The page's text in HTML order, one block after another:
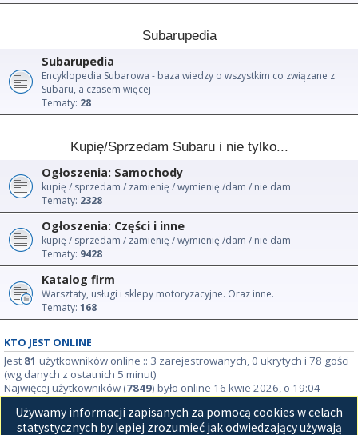
Subarupedia
Subarupedia
Encyklopedia Subarowa - baza wiedzy o wszystkim co związane z
Subaru, a czasem więcej
Tematy: 28
Kupię/Sprzedam Subaru i nie tylko...
Ogłoszenia: Samochody
kupię / sprzedam / zamienię / wymienię /dam / nie dam
Tematy: 2328
Ogłoszenia: Części i inne
kupię / sprzedam / zamienię / wymienię /dam / nie dam
Tematy: 9428
Katalog firm
Warsztaty, usługi i sklepy motoryzacyjne. Oraz inne.
Tematy: 168
KTO JEST ONLINE
Jest 81 użytkowników online :: 3 zarejestrowanych, 0 ukrytych i 78 gości
(wg danych z ostatnich 5 minut)
Najwięcej użytkowników (7849) było online 16 kwie 2026, o 19:04
STATYSTYKI
Używamy informacji zapisanych za pomocą cookies w celach
statystycznych by lepiej zrozumieć jak odwiedzający używają